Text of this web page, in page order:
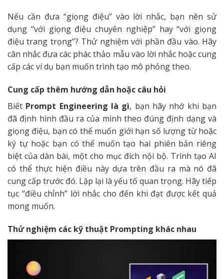
Nếu cần đưa “giọng điệu” vào lời nhắc, bạn nên sử
dụng “với giọng điệu chuyên nghiệp” hay “với giọng
điệu trang trọng”? Thử nghiệm với phần đầu vào. Hãy
cân nhắc đưa các phác thảo mẫu vào lời nhắc hoặc cung
cấp các ví dụ bạn muốn trình tạo mô phỏng theo.
Cung cấp thêm hướng dẫn hoặc câu hỏi
Biết Prompt Engineering là gì, bạn hãy nhớ khi bạn
đã định hình đầu ra của mình theo đúng định dạng và
giọng điệu, bạn có thể muốn giới hạn số lượng từ hoặc
ký tự hoặc bạn có thể muốn tạo hai phiên bản riêng
biệt của dàn bài, một cho mục đích nội bộ. Trình tạo AI
có thể thực hiện điều này dựa trên đầu ra mà nó đã
cung cấp trước đó. Lặp lại là yếu tố quan trọng. Hãy tiếp
tục “điều chỉnh” lời nhắc cho đến khi đạt được kết quả
mong muốn.
Thử nghiệm các kỹ thuật Prompting khác nhau